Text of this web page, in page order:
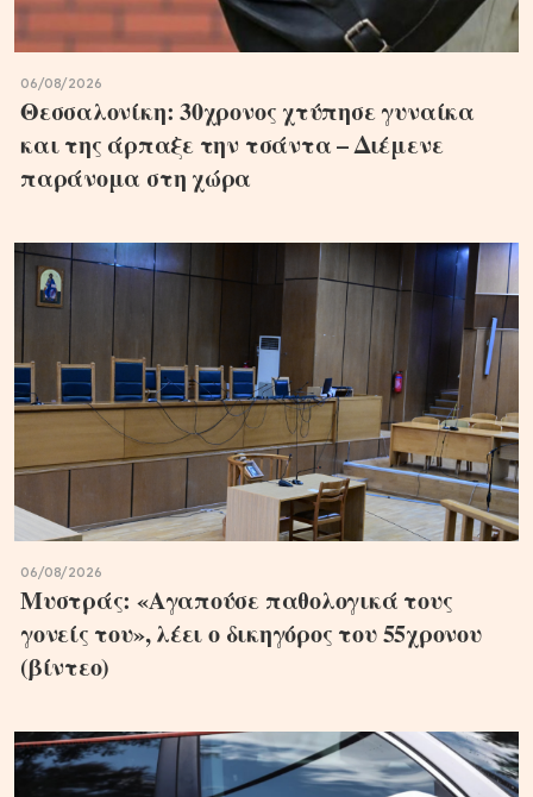
06/08/2026
Θεσσαλονίκη: 30χρονος χτύπησε γυναίκα
και της άρπαξε την τσάντα – Διέμενε
παράνομα στη χώρα
06/08/2026
Μυστράς: «Αγαπούσε παθολογικά τους
γονείς του», λέει ο δικηγόρος του 55χρονου
(βίντεο)